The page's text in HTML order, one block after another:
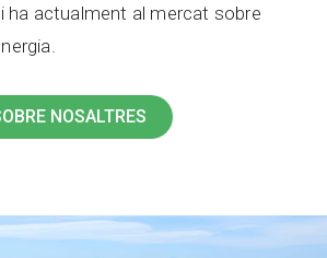
ha actualment al mercat sobre
NOSALTRES